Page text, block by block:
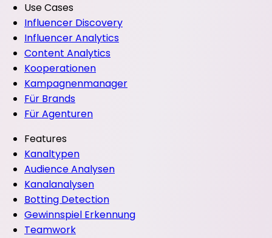
Use Cases
Influencer Discovery
Influencer Analytics
Content Analytics
Kooperationen
Kampagnenmanager
Für Brands
Für Agenturen
Features
Kanaltypen
Audience Analysen
Kanalanalysen
Botting Detection
Gewinnspiel Erkennung
Teamwork